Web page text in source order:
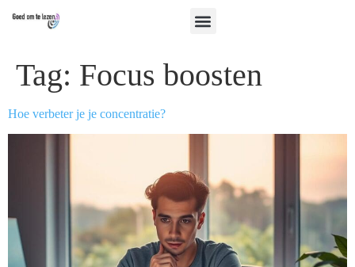
Tag: Focus boosten
Hoe verbeter je je concentratie?